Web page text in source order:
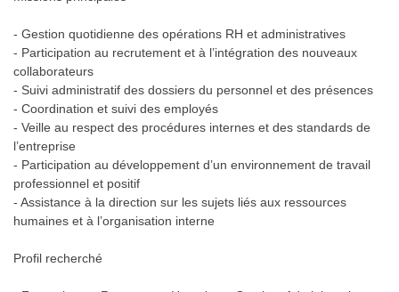
- Gestion quotidienne des opérations RH et administratives
- Participation au recrutement et à l’intégration des nouveaux
collaborateurs
- Suivi administratif des dossiers du personnel et des présences
- Coordination et suivi des employés
- Veille au respect des procédures internes et des standards de
l’entreprise
- Participation au développement d’un environnement de travail
professionnel et positif
- Assistance à la direction sur les sujets liés aux ressources
humaines et à l’organisation interne
Profil recherché